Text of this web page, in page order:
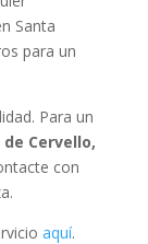
Santa
para un
Para un
Cervello,
con
aquí.